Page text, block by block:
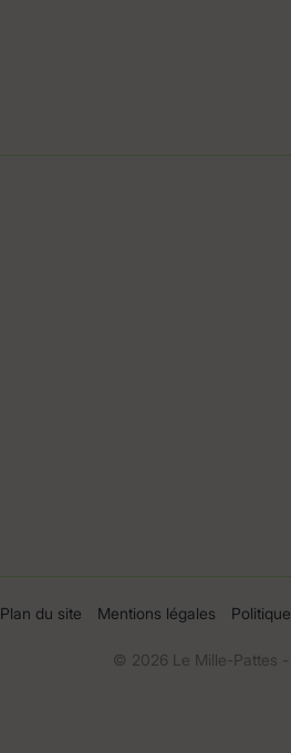
Plan du site Mentions légales
© 2026 Le Mille-Pattes